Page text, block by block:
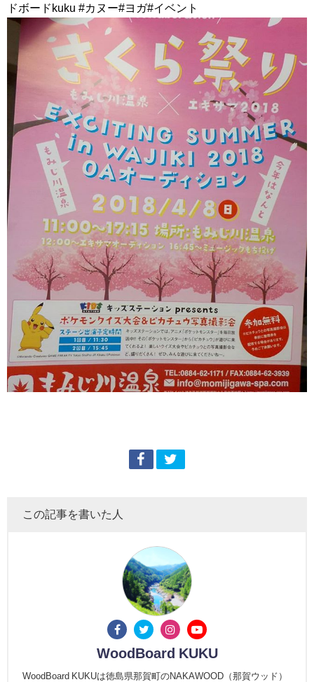
ドボードkuku #カヌー#ヨガ#イベント
この記事を書いた人
WoodBoard KUKU
WoodBoard KUKUは徳島県那賀町のNAKAWOOD（那賀ウッド）